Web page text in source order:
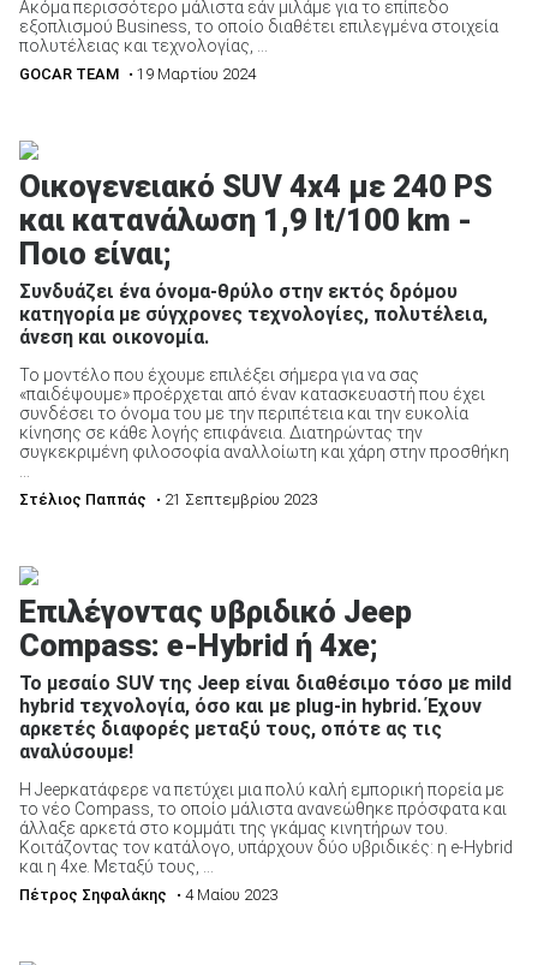
Ακόμα περισσότερο μάλιστα εάν μιλάμε για το επίπεδο
εξοπλισμού Business, το οποίο διαθέτει επιλεγμένα στοιχεία
πολυτέλειας και τεχνολογίας, ...
GOCAR TEAM • 19 Μαρτίου 2024
Οικογενειακό SUV 4x4 με 240 PS
και κατανάλωση 1,9 lt/100 km -
Ποιο είναι;
Συνδυάζει ένα όνομα-θρύλο στην εκτός δρόμου
κατηγορία με σύγχρονες τεχνολογίες, πολυτέλεια,
άνεση και οικονομία.
Το μοντέλο που έχουμε επιλέξει σήμερα για να σας
«παιδέψουμε» προέρχεται από έναν κατασκευαστή που έχει
συνδέσει το όνομα του με την περιπέτεια και την ευκολία
κίνησης σε κάθε λογής επιφάνεια. Διατηρώντας την
συγκεκριμένη φιλοσοφία αναλλοίωτη και χάρη στην προσθήκη
Στέλιος Παππάς • 21 Σεπτεμβρίου 2023
Επιλέγοντας υβριδικό Jeep
Compass: e-Hybrid ή 4xe;
Το μεσαίο SUV της Jeep είναι διαθέσιμο τόσο με mild
hybrid τεχνολογία, όσο και με plug-in hybrid. Έχουν
αρκετές διαφορές μεταξύ τους, οπότε ας τις
αναλύσουμε!
Η Jeepκατάφερε να πετύχει μια πολύ καλή εμπορική πορεία με
το νέο Compass, το οποίο μάλιστα ανανεώθηκε πρόσφατα και
άλλαξε αρκετά στο κομμάτι της γκάμας κινητήρων του.
Κοιτάζοντας τον κατάλογο, υπάρχουν δύο υβριδικές: η e-Hybrid
και η 4xe. Μεταξύ τους, ...
Πέτρος Σηφαλάκης • 4 Μαίου 2023